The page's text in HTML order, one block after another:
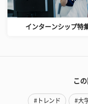
インターンシップ特
こ
#トレンド #大